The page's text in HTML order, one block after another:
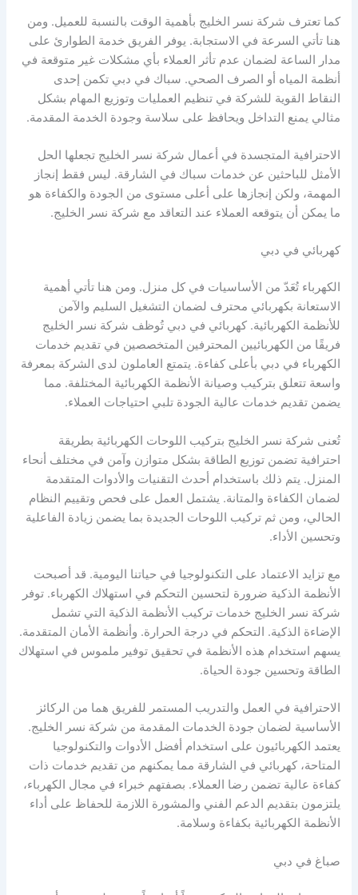
كما تعترف شركة نسر الخليج بأهمية الوقت بالنسبة للعميل. ومن
هنا تأتي السرعة في الاستجابة. يوفر الفريق خدمة الطوارئ على
مدار الساعة لضمان عدم تأثر العملاء بأي مشكلات غير متوقعة في
أنظمة المياه أو الصرف الصحي. سباك في دبي تكمن إحدى
النقاط القوية للشركة في تنظيم العمليات وتوزيع المهام بشكل
مثالي يمنع التداخل ويحافظ على سلاسة وجودة الخدمة المقدمة.
الاحترافية المتجسدة في أعمال شركة نسر الخليج تجعلها الحل
الأمثل للباحثين عن خدمات سباك في الشارقة. ليس فقط إنجاز
المهمة، ولكن إنجازها على أعلى مستوى من الجودة والكفاءة هو
ما يمكن أن يتوقعه العملاء عند التعاقد مع شركة نسر الخليج.
كهربائي في دبي
الكهرباء تُعَدّ من الأساسيات في كل منزل. ومن هنا تأتي أهمية
الاستعانة بكهربائي محترف لضمان التشغيل السليم والآمن
للأنظمة الكهربائية. كهربائي في دبي تُوظف شركة نسر الخليج
فريقًا من الكهربائيين المحترفين المتخصصين في تقديم خدمات
الكهرباء في دبي بأعلى كفاءة. يتمتع العاملون لدى الشركة بمعرفة
واسعة تتعلق بتركيب وصيانة الأنظمة الكهربائية المختلفة. مما
يضمن تقديم خدمات عالية الجودة تلبي احتياجات العملاء.
تُعنى شركة نسر الخليج بتركيب اللوحات الكهربائية بطريقة
احترافية تضمن توزيع الطاقة بشكل متوازن وآمن في مختلف أنحاء
المنزل. يتم ذلك باستخدام أحدث التقنيات والأدوات المتقدمة
لضمان الكفاءة والمتانة. يشتمل العمل على فحص وتقييم النظام
الحالي، ومن ثم تركيب اللوحات الجديدة بما يضمن زيادة الفاعلية
وتحسين الأداء.
مع تزايد الاعتماد على التكنولوجيا في حياتنا اليومية. قد أصبحت
الأنظمة الذكية ضرورة لتحسين التحكم في استهلاك الكهرباء. توفر
شركة نسر الخليج خدمات تركيب الأنظمة الذكية التي تشمل
الإضاءة الذكية. التحكم في درجة الحرارة. وأنظمة الأمان المتقدمة.
يسهم استخدام هذه الأنظمة في تحقيق توفير ملموس في استهلاك
الطاقة وتحسين جودة الحياة.
الاحترافية في العمل والتدريب المستمر للفريق هما من الركائز
الأساسية لضمان جودة الخدمات المقدمة من شركة نسر الخليج.
يعتمد الكهربائيون على استخدام أفضل الأدوات والتكنولوجيا
المتاحة، كهربائي في الشارقة مما يمكنهم من تقديم خدمات ذات
كفاءة عالية تضمن رضا العملاء. بصفتهم خبراء في مجال الكهرباء،
يلتزمون بتقديم الدعم الفني والمشورة اللازمة للحفاظ على أداء
الأنظمة الكهربائية بكفاءة وسلامة.
صباغ في دبي